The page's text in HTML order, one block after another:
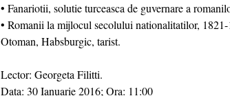
• Fanariotii, solutie turceasca de guvernare a
• Romanii la mijlocul secolului nationalitatilor,
Otoman, Habsburgic, tarist.
Lector: Georgeta Filitti.
Data: 30 Ianuarie 2016; Ora: 11:00